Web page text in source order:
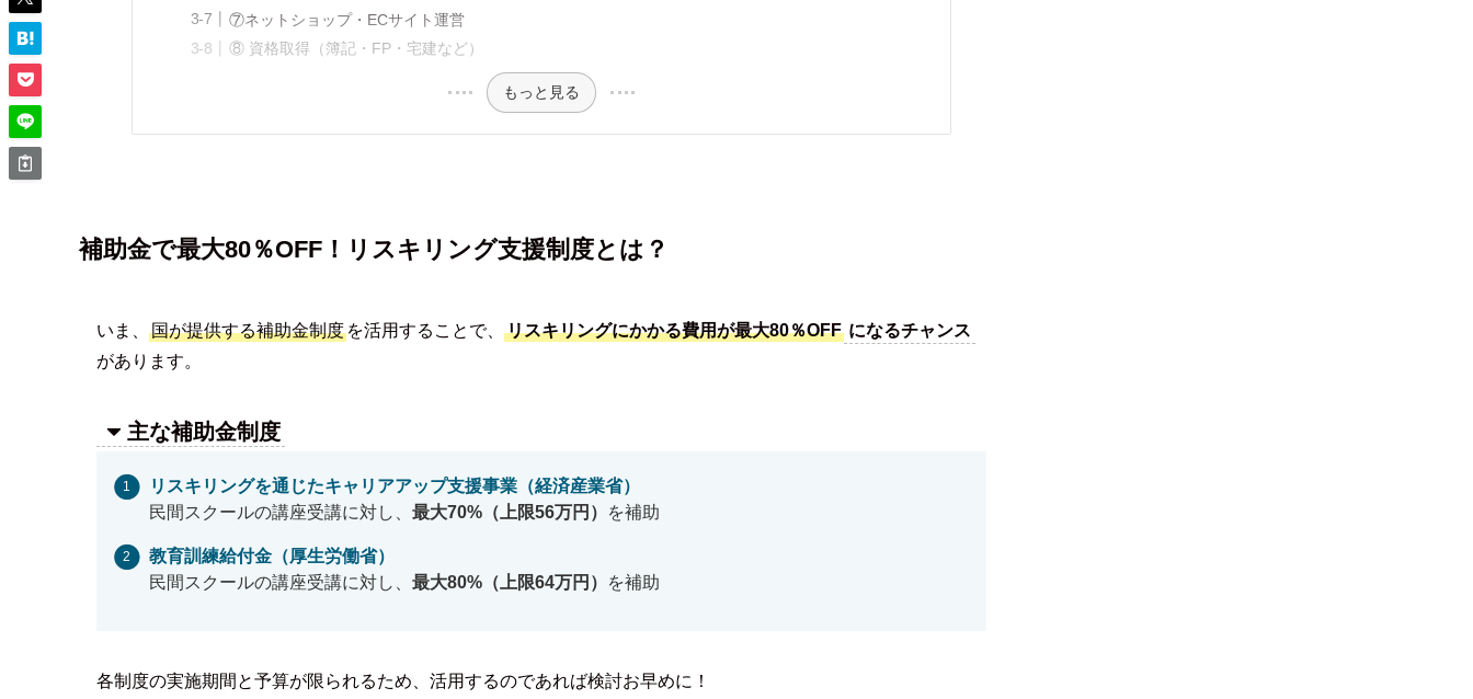
⑦ネットショップ・ECサイト運営
⑧ 資格取得（簿記・FP・宅建など）
もっと見る
補助金で最大80％OFF！リスキリング支援制度とは？
いま、 国が提供する補助金制度 を活用することで、 リスキリングにかかる費用が最大80％OFF になるチャンス
があります。
主な補助金制度
リスキリングを通じたキャリアアップ支援事業（経済産業省）
民間スクールの講座受講に対し、 最大70%（上限56万円） を補助
教育訓練給付金（厚生労働省）
民間スクールの講座受講に対し、 最大80%（上限64万円） を補助
各制度の実施期間と予算が限られるため、活用するのであれば検討お早めに！